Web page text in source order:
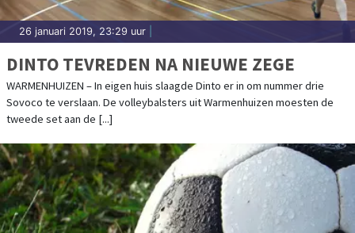
26 januari 2019, 23:29 uur
DINTO TEVREDEN NA NIEUWE ZEGE
WARMENHUIZEN – In eigen huis slaagde Dinto er in om nummer drie
Sovoco te verslaan. De volleybalsters uit Warmenhuizen moesten de
tweede set aan de [...]